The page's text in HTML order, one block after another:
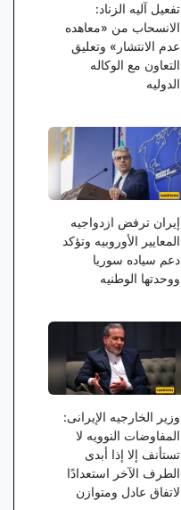
تفعیل آلیه الزناد:
الانسحاب من «معاهده
عدم الانتشار» وتعلیق
التعاون مع الوکاله
الدولیه
إیران ترفض ازدواجیه
المعاییر الأوروبیه وتؤکد
دعم سیاده سوریا
ووحدتها الوطنیه
وزیر الخارجیه الإیرانی:
المفاوضات النوویه لا
تستأنف إلا إذا أبدى
الطرف الآخر استعدادًا
لاتفاق عادل ومتوازن